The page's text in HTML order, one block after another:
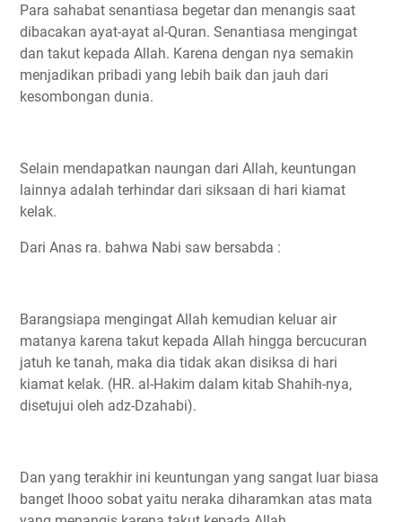
Para sahabat senantiasa begetar dan menangis saat
dibacakan ayat-ayat al-Quran. Senantiasa mengingat
dan takut kepada Allah. Karena dengan nya semakin
menjadikan pribadi yang lebih baik dan jauh dari
kesombongan dunia.
Selain mendapatkan naungan dari Allah, keuntungan
lainnya adalah terhindar dari siksaan di hari kiamat
kelak.
Dari Anas ra. bahwa Nabi saw bersabda :
Barangsiapa mengingat Allah kemudian keluar air
matanya karena takut kepada Allah hingga bercucuran
jatuh ke tanah, maka dia tidak akan disiksa di hari
kiamat kelak. (HR. al-Hakim dalam kitab Shahih-nya,
disetujui oleh adz-Dzahabi).
Dan yang terakhir ini keuntungan yang sangat luar biasa
banget lhooo sobat yaitu neraka diharamkan atas mata